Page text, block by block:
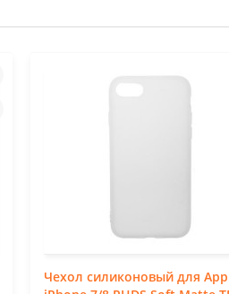
Чехол силиконовый для